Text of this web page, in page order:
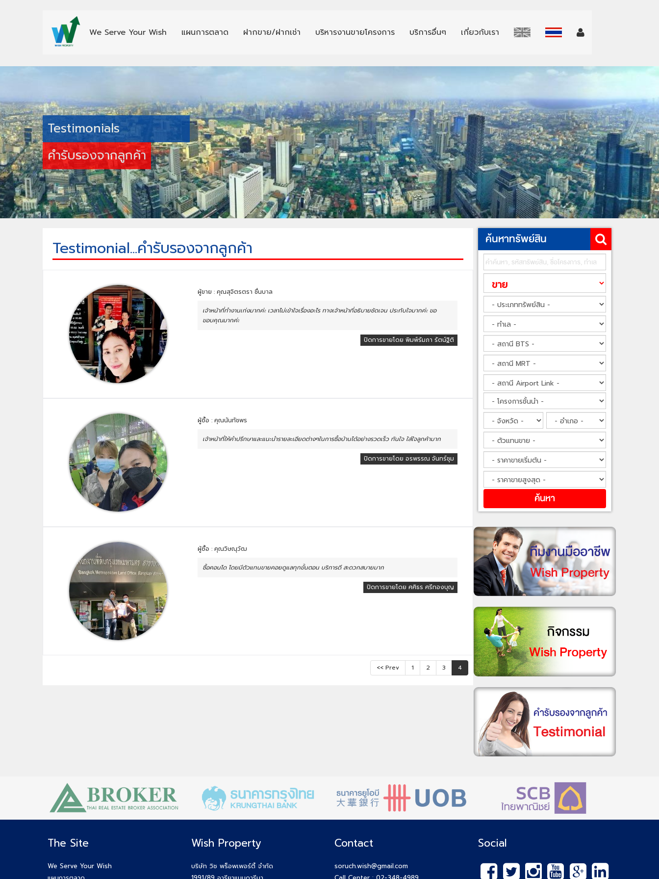
We Serve Your Wish แผนการตลาด ฝากขาย/ฝากเช่า บริหารงานขายโครงการ บริการอื่นๆ เกี่ยวกับเรา
Testimonials
คำรับรองจากลูกค้า
Testimonial...คำรับรองจากลูกค้า
ผู้ขาย : คุณสุจิตรตรา ชื่นบาล
เจ้าหน้าที่ทำงานเก่งมากค่ะ เวลาไม่เข้าใจเรื่องอะไร ทางเจ้าหน้าที่อธิบายชัดเจน ประทับใจมากค่ะ ขอ
ขอบคุณมากค่ะ
ปิดการขายโดย พิมพ์รัมภา รัตน์ฐิติ
ผู้ซื้อ : คุณนันทัชพร
เจ้าหน้าที่ให้คำปรึกษาและแนะนำรายละเอียดต่างๆในการซื้อบ้านได้อย่างรวดเร็ว ทันใจ ใส่ใจลูกค้ามาก
ปิดการขายโดย อรพรรณ จันทร์ชุม
ผู้ซื้อ : คุณวิษณุวัฒ
ซื้อคอนโด โดยมีตัวแทนขายคอยดูแลทุกขั้นตอน บริการดี สะดวกสบายมาก
ปิดการขายโดย ศศิธร ศรีทองบุญ
<< Prev 1 2 3 4
ค้นหาทรัพย์สิน
The Site
We Serve Your Wish
Wish Property
บริษัท วิช พร็อพเพอร์ตี้ จำกัด
Contact
soruch.wish@gmail.com
Social